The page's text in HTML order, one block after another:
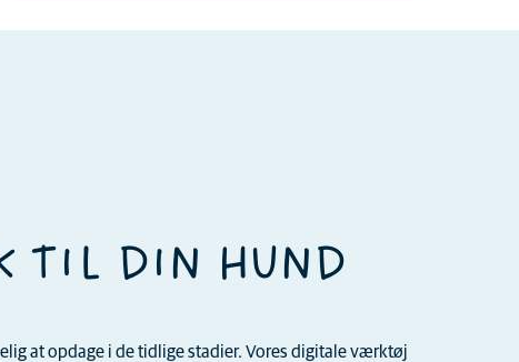
TIL DIN HUND
at opdage i de tidlige stadier. Vores digitale værktøj